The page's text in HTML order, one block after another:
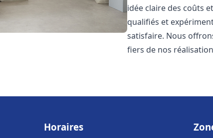
idée claire des coûts
qualifiés et
satisfaire. Nous
fiers de nos
Horaires